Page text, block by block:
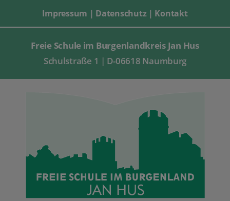
Freie Schule im Burgenlandkreis Jan Hus
Schulstraße 1 | D-06618 Naumburg
Impressum | Datenschutz| Kontakt